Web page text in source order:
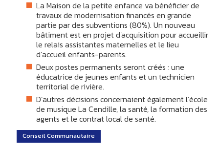
La Maison de la petite enfance va bénéficier de
travaux de modernisation financés en grande
partie par des subventions (80%). Un nouveau
bâtiment est en projet d'acquisition pour accueillir
le relais assistantes maternelles et le lieu
d’accueil enfants-parents.
Deux postes permanents seront créés : une
éducatrice de jeunes enfants et un technicien
territorial de rivière.
D’autres décisions concernaient également l’école
de musique La Cendille, la santé, la formation des
agents et le contrat local de santé.
Conseil Communautaire